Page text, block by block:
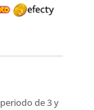
de 3 y